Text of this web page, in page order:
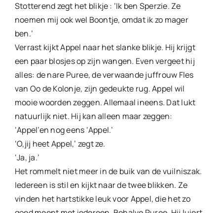
Stotterend zegt het blikje : ‘Ik ben Sperzie. Ze
noemen mij ook wel Boontje, omdat ik zo mager
ben.’
Verrast kijkt Appel naar het slanke blikje. Hij krijgt
een paar blosjes op zijn wangen. Even vergeet hij
alles: de nare Puree, de verwaande juffrouw Fles
van Oo de Kolonje, zijn gedeukte rug. Appel wil
mooie woorden zeggen. Allemaal ineens. Dat lukt
natuurlijk niet. Hij kan alleen maar zeggen:
‘Appel’en nog eens ‘Appel.’
‘O,jij heet Appel,’ zegt ze.
‘Ja, ja.’
Het rommelt niet meer in de buik van de vuilniszak.
Iedereen is stil en kijkt naar de twee blikken. Ze
vinden het hartstikke leuk voor Appel, die het zo